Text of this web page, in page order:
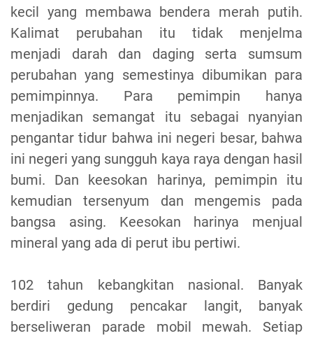
kecil yang membawa bendera merah putih.
Kalimat perubahan itu tidak menjelma
menjadi darah dan daging serta sumsum
perubahan yang semestinya dibumikan para
pemimpinnya. Para pemimpin hanya
menjadikan semangat itu sebagai nyanyian
pengantar tidur bahwa ini negeri besar, bahwa
ini negeri yang sungguh kaya raya dengan hasil
bumi. Dan keesokan harinya, pemimpin itu
kemudian tersenyum dan mengemis pada
bangsa asing. Keesokan harinya menjual
mineral yang ada di perut ibu pertiwi.
102 tahun kebangkitan nasional. Banyak
berdiri gedung pencakar langit, banyak
berseliweran parade mobil mewah. Setiap